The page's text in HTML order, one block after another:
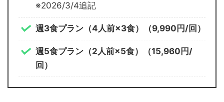
※2026/3/4追記
週3食プラン （4人前×3食） （9,990円/回）
週5食プラン （2人前×5食）
（15,960円/
回 ）